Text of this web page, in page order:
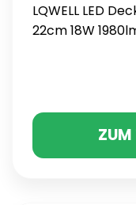
LQWELL LED
22cm 18W
ZUM